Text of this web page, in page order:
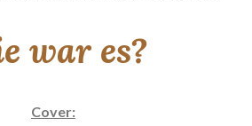
war es?
Cover: